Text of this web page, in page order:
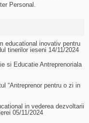
Personal.
educational inovativ pentru
tinerilor ieseni 14/11/2024
si Educatie Antreprenoriala
“Antreprenor pentru o zi in
in vederea dezvoltarii
05/11/2024